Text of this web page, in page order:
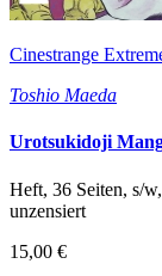
Cinestrange
Toshio Maeda
Urotsukidoji
Heft, 36 Seiten, s/
unzensiert
15,00 €